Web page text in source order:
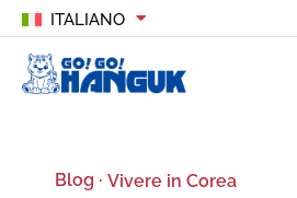
ITALIANO
Blog · Vivere in Corea